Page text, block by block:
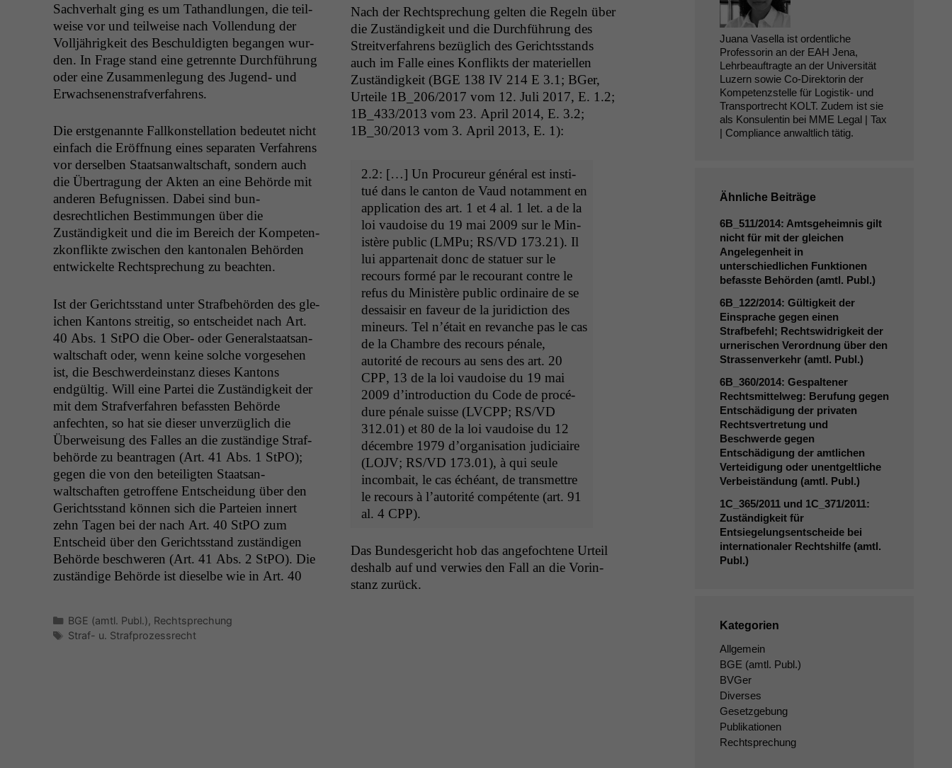
Sachver­halt ging es um Tathand­lun­gen, die teil­
weise vor und teil­weise nach Vol­len­dung der
Volljährigkeit des Beschuldigten began­gen wur­
den. In Frage stand eine getren­nte Durch­führung
oder eine Zusam­men­le­gung des Jugend- und
Erwachsenenstrafverfahrens.
Die erst­ge­nan­nte Fal­lkon­stel­la­tion bedeutet nicht
ein­fach die Eröff­nung eines sep­a­rat­en Ver­fahrens
vor der­sel­ben Staat­san­waltschaft, son­dern auch
die Über­tra­gung der Akten an eine Behörde mit
anderen Befug­nis­sen. Dabei sind bun­
desrechtlichen Bes­tim­mungen über die
Zuständigkeit und die im Bere­ich der Kom­pe­ten­
zkon­flik­te zwis­chen den kan­tonalen Behör­den
entwick­elte Recht­sprechung zu beachten.
Ist der Gerichts­stand unter Straf­be­hör­den des gle­
ichen Kan­tons stre­it­ig, so entschei­det nach Art.
40 Abs. 1 StPO die Ober- oder Gen­er­al­staat­san­
waltschaft oder, wenn keine solche vorge­se­hen
ist, die Beschw­erde­in­stanz dieses Kan­tons
endgültig. Will eine Partei die Zuständigkeit der
mit dem Strafver­fahren befassten Behörde
anfecht­en, so hat sie dieser unverzüglich die
Über­weisung des Fall­es an die zuständi­ge Straf­
be­hörde zu beantra­gen (Art. 41 Abs. 1 StPO);
gegen die von den beteiligten Staat­san­
waltschaften getrof­fene Entschei­dung über den
Gerichts­stand kön­nen sich die Parteien innert
zehn Tagen bei der nach Art. 40 StPO zum
Entscheid über den Gerichts­stand zuständi­gen
Behörde beschw­eren (Art. 41 Abs. 2 StPO). Die
zuständi­ge Behörde ist dieselbe wie in Art. 40
Nach der Recht­sprechung gel­ten die Regeln über
die Zuständigkeit und die Durch­führung des
Stre­itver­fahrens bezüglich des Gerichts­stands
auch im Falle eines Kon­flik­ts der materiellen
Zuständigkeit (BGE 138 IV214 E 3.1; BGer,
Urteile 1B_206/2017 vom 12. Juli 2017, E. 1.2;
1B_433/2013 vom 23. April 2014, E. 3.2;
1B_30/2013 vom 3. April 2013, E. 1):
2.2: […] Un Pro­cureur général est insti­
tué dans le can­ton de Vaud notam­ment en
appli­ca­tion des art. 1 et 4 al. 1 let. a de la
loi vau­doise du 19 mai 2009 sur le Min­
istère pub­lic (LMPu; RS/VD 173.21). Il
lui apparte­nait donc de stat­uer sur le
recours for­mé par le recourant con­tre le
refus du Min­istère pub­lic ordi­naire de se
des­saisir en faveur de la juri­dic­tion des
mineurs. Tel n’é­tait en revanche pas le cas
de la Cham­bre des recours pénale,
autorité de recours au sens des art. 20
CPP, 13 de la loi vau­doise du 19 mai
2009 d’in­tro­duc­tion du Code de procé­
dure pénale suisse (LVCPP; RS/VD
312.01) et 80 de la loi vau­doise du 12
décem­bre 1979 d’or­gan­i­sa­tion judi­ci­aire
(LOJV; RS/VD 173.01), à qui seule
incom­bait, le cas échéant, de trans­met­tre
le recours à l’au­torité com­pé­tente (art. 91
al. 4 CPP).
Das Bun­des­gericht hob das ange­focht­ene Urteil
deshalb auf und ver­wies den Fall an die Vorin­
stanz zurück.
Kategorien
BGE (amtl. Publ.), Rechtsprechung
Schlagwörter
Straf- u. Strafprozessrecht
Juana Vasella ist ordentliche
Professorin an der EAH Jena,
Lehrbeauftragte an der Universität
Luzern sowie Co-Direktorin der
Kompetenzstelle für Logistik- und
Transportrecht KOLT. Zudem ist sie
als Konsulentin bei MME Legal | Tax
| Compliance anwaltlich tätig.
Ähnliche Beiträge
6B_511/2014: Amtsgeheimnis gilt
nicht für mit der gleichen
Angelegenheit in
unterschiedlichen Funktionen
befasste Behörden (amtl. Publ.)
6B_122/2014: Gültigkeit der
Einsprache gegen einen
Strafbefehl; Rechtswidrigkeit der
urnerischen Verordnung über den
Strassenverkehr (amtl. Publ.)
6B_360/2014: Gespaltener
Rechtsmittelweg: Berufung gegen
Entschädigung der privaten
Rechtsvertretung und
Beschwerde gegen
Entschädigung der amtlichen
Verteidigung oder unentgeltliche
Verbeiständung (amtl. Publ.)
1C_365/2011 und 1C_371/2011:
Zuständigkeit für
Entsiegelungsentscheide bei
internationaler Rechtshilfe (amtl.
Publ.)
Kategorien
Allgemein
BGE (amtl. Publ.)
BVGer
Diverses
Gesetzgebung
Publikationen
Rechtsprechung